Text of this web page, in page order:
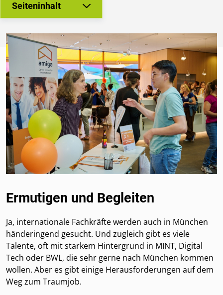
Seiteninhalt
Ermutigen und Begleiten
Ja, internationale Fachkräfte werden auch in München
händeringend gesucht. Und zugleich gibt es viele
Talente, oft mit starkem Hintergrund in MINT, Digital
Tech oder BWL, die sehr gerne nach München kommen
wollen. Aber es gibt einige Herausforderungen auf dem
Weg zum Traumjob.